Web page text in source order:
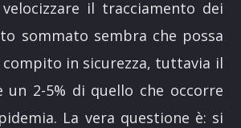
il tracciamento dei
sommato sembra che possa
compito in sicurezza, tuttavia il
un 2-5% di quello che occorre
La vera questione è: si